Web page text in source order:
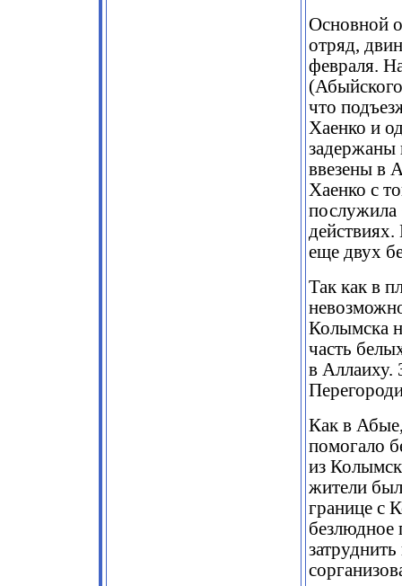
Основной
отряд,
февраля.
что
Хаенко и
задержаны
ввезены в
Хаенко с
послужила
еще двух
Так как в
Колымска
часть
в Аллаиху.
Как в Абые,
помогало
из
жители
границе с
безлюдное